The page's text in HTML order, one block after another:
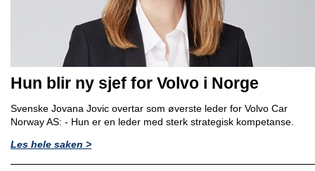
Hun blir ny sjef for Volvo i Norge
Svenske Jovana Jovic overtar som øverste leder for Volvo Car
Norway AS: - Hun er en leder med sterk strategisk kompetanse.
Les hele saken >